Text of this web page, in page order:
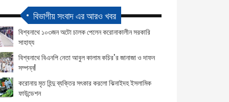
বিভাগীয় সংবাদ এর আরও খবর
বিশ্বনাথে ১০৩জন অটো চালক পেলেন করোনাকালীন সরকারি
সাহায্য
বিশ্বনাথে বিএনপি নেতা আবুল কালাম কচির’র জানাজা ও দাফন
সম্পন্ন!
করোনায় মৃত হিন্দু ব্যক্তির সৎকার করলো ঝিনাইদহ ইসলামিক
ফাউন্ডেশন